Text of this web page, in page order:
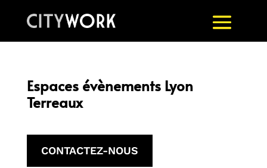
Espaces évènements Lyon
Terreaux
CONTACTEZ-NOUS